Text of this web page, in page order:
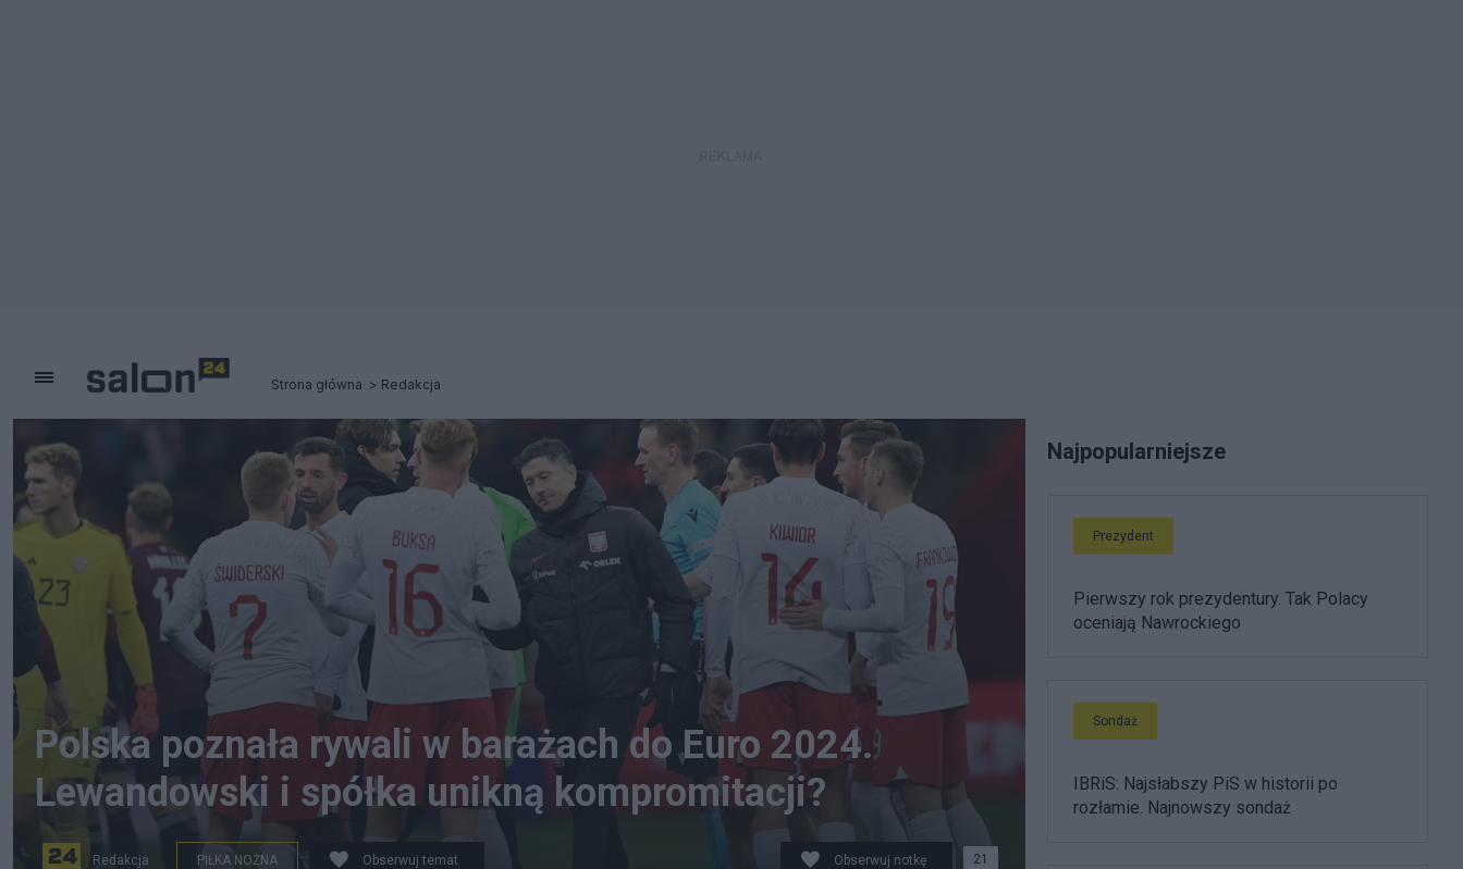
Strona główna Redakcja
Polska poznała rywali w barażach do Euro 2024.
Lewandowski i spółka unikną kompromitacji?
Redakcja PIŁKA NOŻNA Obserwuj temat Obserwuj notkę 21
Najpopularniejsze
Prezydent
Pierwszy rok prezydentury. Tak Polacy
oceniają Nawrockiego
Sondaż
IBRiS: Najsłabszy PiS w historii po
rozłamie. Najnowszy sondaż